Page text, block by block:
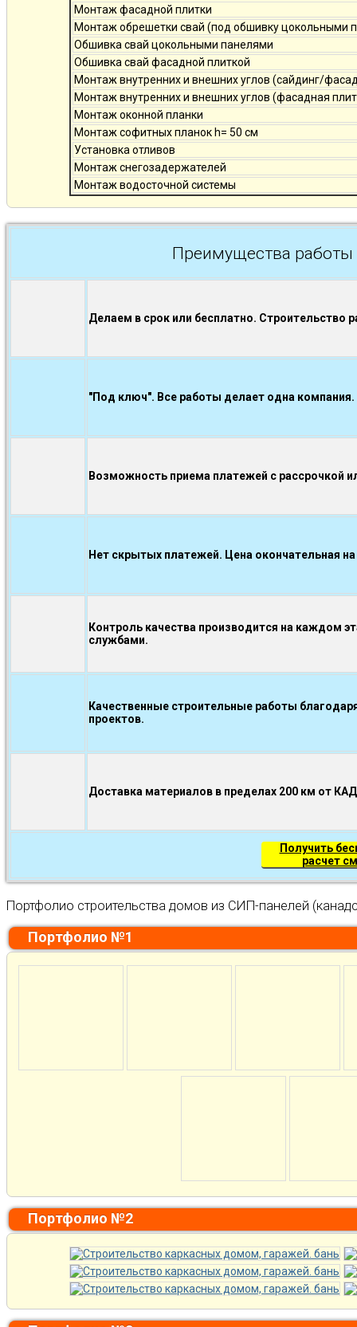
Монтаж фасадной плитки
Монтаж обрешетки свай (под обшивку цокольными
Обшивка свай цокольными панелями
Обшивка свай фасадной плиткой
Монтаж внутренних и внешних углов (сайдинг/
Монтаж внутренних и внешних углов (фасадная
Монтаж оконной планки
Монтаж софитных планок h= 50 см
Установка отливов
Монтаж снегозадержателей
Монтаж водосточной системы
Преимущества
Делаем в срок или бесплатно. Строительство
"Под ключ". Все работы делает одна компания.
Возможность приема платежей с рассрочкой
Нет скрытых платежей. Цена окончательная
Контроль качества производится на каждом
службами.
Качественные строительные работы
проектов.
Доставка материалов в пределах 200 км от
Получить
расчет
Портфолио строительства домов из СИП-панелей
Портфолио №1
Портфолио №2